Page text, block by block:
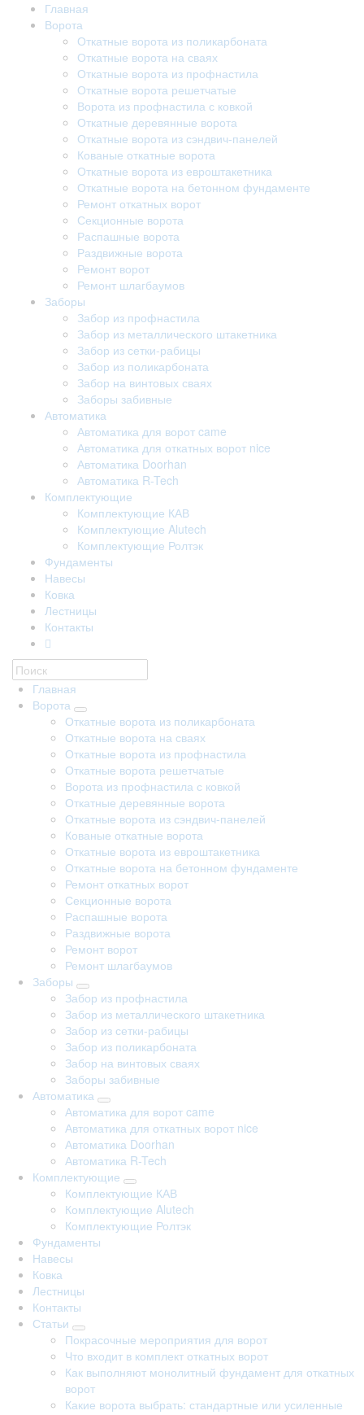
Главная
Ворота
Откатные ворота из поликарбоната
Откатные ворота на сваях
Откатные ворота из профнастила
Откатные ворота решетчатые
Ворота из профнастила с ковкой
Откатные деревянные ворота
Откатные ворота из сэндвич-панелей
Кованые откатные ворота
Откатные ворота из евроштакетника
Откатные ворота на бетонном фундаменте
Ремонт откатных ворот
Секционные ворота
Распашные ворота
Раздвижные ворота
Ремонт ворот
Ремонт шлагбаумов
Заборы
Забор из профнастила
Забор из металлического штакетника
Забор из сетки-рабицы
Забор из поликарбоната
Забор на винтовых сваях
Заборы забивные
Автоматика
Автоматика для ворот came
Автоматика для откатных ворот nice
Автоматика Doorhan
Автоматика R-Tech
Комплектующие
Комплектующие КАВ
Комплектующие Alutech
Комплектующие Ролтэк
Фундаменты
Навесы
Ковка
Лестницы
Контакты
Главная
Ворота
Откатные ворота из поликарбоната
Откатные ворота на сваях
Откатные ворота из профнастила
Откатные ворота решетчатые
Ворота из профнастила с ковкой
Откатные деревянные ворота
Откатные ворота из сэндвич-панелей
Кованые откатные ворота
Откатные ворота из евроштакетника
Откатные ворота на бетонном фундаменте
Ремонт откатных ворот
Секционные ворота
Распашные ворота
Раздвижные ворота
Ремонт ворот
Ремонт шлагбаумов
Заборы
Забор из профнастила
Забор из металлического штакетника
Забор из сетки-рабицы
Забор из поликарбоната
Забор на винтовых сваях
Заборы забивные
Автоматика
Автоматика для ворот came
Автоматика для откатных ворот nice
Автоматика Doorhan
Автоматика R-Tech
Комплектующие
Комплектующие КАВ
Комплектующие Alutech
Комплектующие Ролтэк
Фундаменты
Навесы
Ковка
Лестницы
Контакты
Статьи
Покрасочные мероприятия для ворот
Что входит в комплект откатных ворот
Как выполняют монолитный фундамент для откатных
ворот
Какие ворота выбрать: стандартные или усиленные